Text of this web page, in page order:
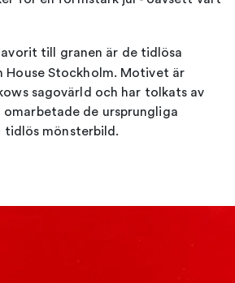
till granen är de tidlösa
House Stockholm. Motivet är
sagovärld och har tolkats av
omarbetade de ursprungliga
mönsterbild.